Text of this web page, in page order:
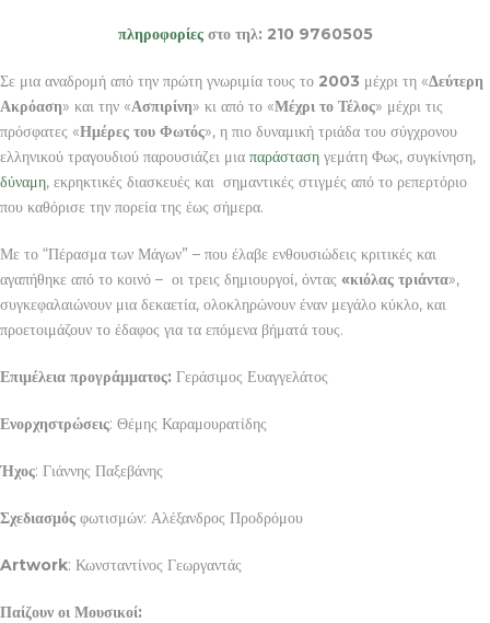
πληροφορίεςστο τηλ: 210 9760505
Σε μια αναδρομή από την πρώτη γνωριμία τους το 2003 μέχρι τη «Δεύτερη
Ακρόαση» και την «Ασπιρίνη» κι από το «Μέχρι το Τέλος» μέχρι τις
πρόσφατες «Ημέρες του Φωτός», η πιο δυναμική τριάδα του σύγχρονου
ελληνικού τραγουδιού παρουσιάζει μια παράσταση γεμάτη Φως, συγκίνηση,
δύναμη, εκρηκτικές διασκευές και σημαντικές στιγμές από το ρεπερτόριο
που καθόρισε την πορεία της έως σήμερα.
Με το “Πέρασμα των Μάγων” – που έλαβε ενθουσιώδεις κριτικές και
αγαπήθηκε από το κοινό – οι τρεις δημιουργοί, όντας «κιόλας τριάντα»,
συγκεφαλαιώνουν μια δεκαετία, ολοκληρώνουν έναν μεγάλο κύκλο, και
προετοιμάζουν το έδαφος για τα επόμενα βήματά τους.
Επιμέλεια προγράμματος: Γεράσιμος Ευαγγελάτος
Ενορχηστρώσεις: Θέμης Καραμουρατίδης
Ήχος: Γιάννης Παξεβάνης
Σχεδιασμός φωτισμών: Αλέξανδρος Προδρόμου
Artwork: Κωνσταντίνος Γεωργαντάς
Παίζουν οι Μουσικοί: